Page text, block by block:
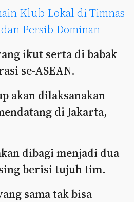
Klub Lokal di Timnas
Persib Dominan
ikut serta di babak
se-ASEAN.
akan dilaksanakan
di Jakarta,
dibagi menjadi dua
berisi tujuh tim.
sama tak bisa